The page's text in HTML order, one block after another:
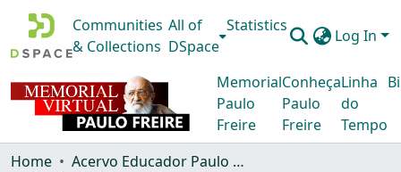
Communities
& Collections
All of
DSpace
Statistics
Log In
Memorial
Paulo
Freire
Conheça
Paulo
Freire
Linha
do
Tempo
Home
Acervo Educador Paulo Freire